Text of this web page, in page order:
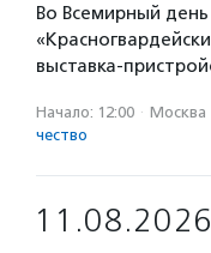
Во Всемирный
выставка-
Начало: 12:00 · Москва
чест­во
11.08.2026